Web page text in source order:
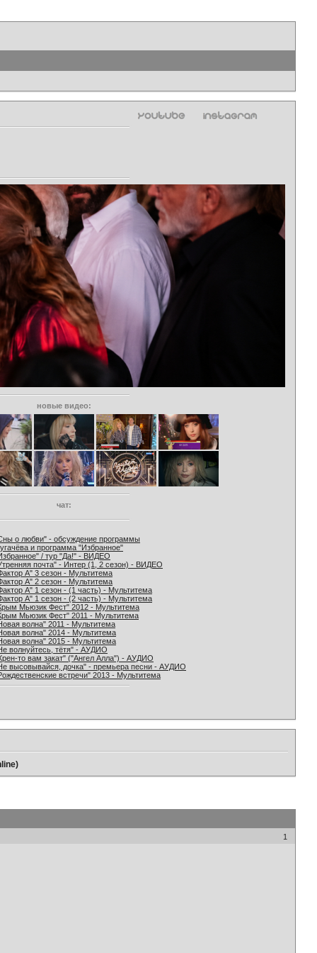
новые видео:
чат:
о любви" - обсуждение программы
и программа "Избранное"
/ тур "Да!" - ВИДЕО
почта" - Интер (1, 2 сезон) - ВИДЕО
А" 3 сезон - Мультитема
А" 2 сезон - Мультитема
А" 1 сезон - (1 часть) - Мультитема
А" 1 сезон - (2 часть) - Мультитема
Мьюзик Фест" 2012 - Мультитема
Мьюзик Фест" 2011 - Мультитема
волна" 2011 - Мультитема
волна" 2014 - Мультитема
волна" 2015 - Мультитема
волнуйтесь, тётя" - АУДИО
то вам закат" ("Ангел Алла") - АУДИО
высовывайся, дочка" - премьера песни - АУДИО
встречи" 2013 - Мультитема
1